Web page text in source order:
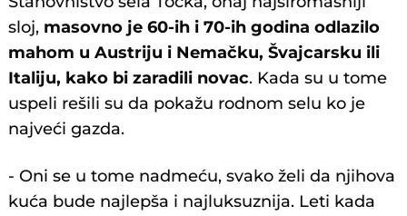
sloj, masovno je 60-ih i 70-ih godina odlazilo
mahom u Austriju i Nemačku, Švajcarsku ili
Italiju, kako bi zaradili novac. Kada su u tome
uspeli rešili su da pokažu rodnom selu ko je
najveći gazda.
- Oni se u tome nadmeću, svako želi da njihova
kuća bude najlepša i najluksuznija. Leti kada